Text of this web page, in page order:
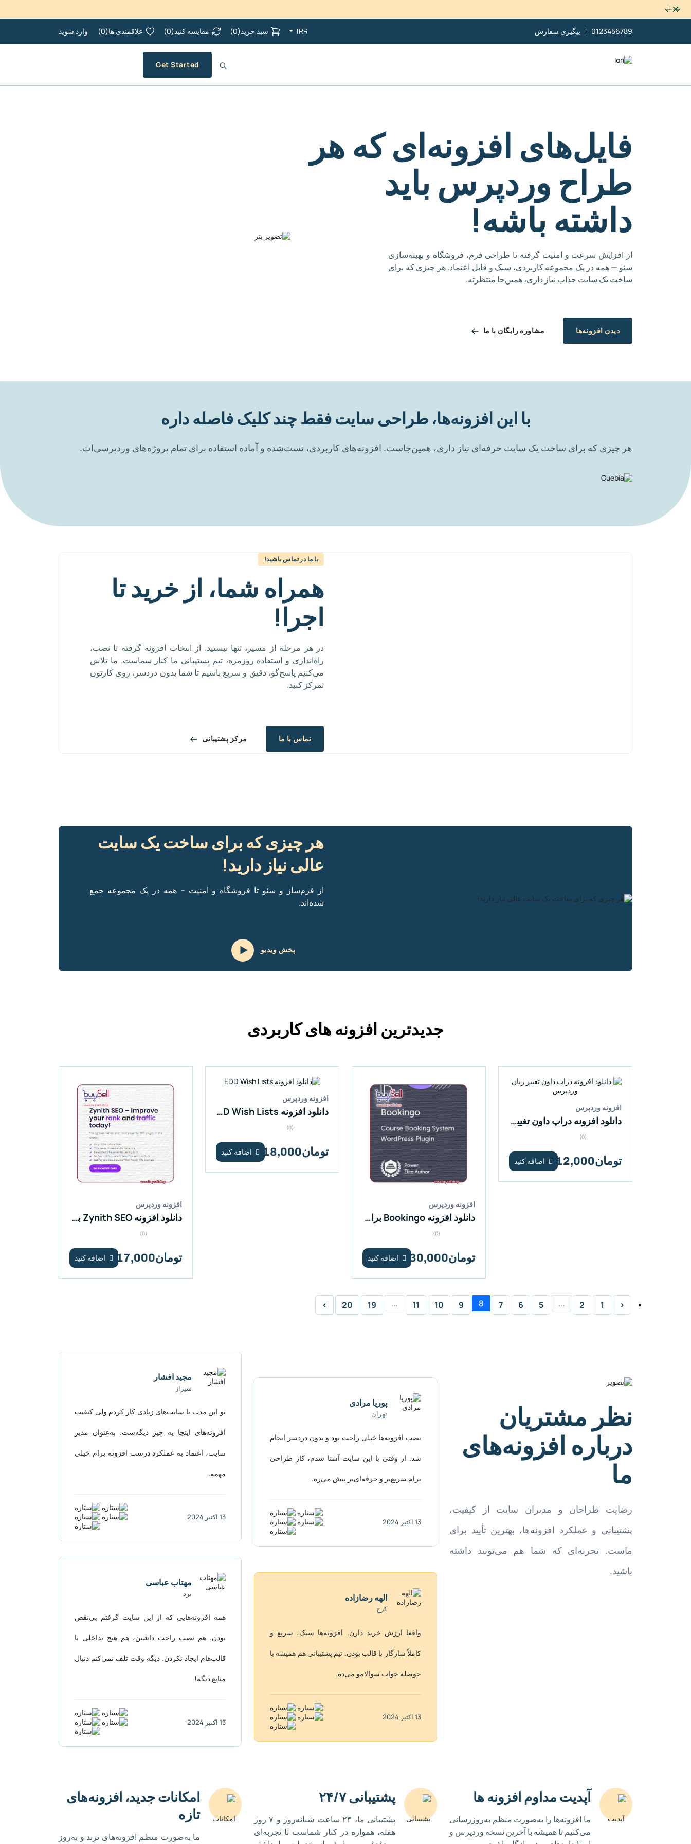
رد کردن
0123456789 پیگیری سفارش IRR سبد خرید(
0
) مقایسه کنید(
0
) علاقمندی ها(
0
) وارد شوید
Get Started
فایل‌های افزونه‌ای که هر
طراح وردپرس باید
داشته باشه!
از افزایش سرعت و امنیت گرفته تا طراحی فرم، فروشگاه و بهینه‌سازی
سئو — همه در یک مجموعه کاربردی، سبک و قابل اعتماد. هر چیزی که برای
ساخت یک سایت جذاب نیاز داری، همین‌جا منتظرته.
دیدن افزونه‌ها مشاوره رایگان با ما
با این افزونه‌ها، طراحی سایت فقط چند کلیک فاصله داره
هر چیزی که برای ساخت یک سایت حرفه‌ای نیاز داری، همین‌جاست. افزونه‌های کاربردی، تست‌شده و آماده استفاده برای تمام پروژه‌های وردپرسی‌ات.
با ما در تماس باشید!
همراه شما، از خرید تا
اجرا!
در هر مرحله از مسیر، تنها نیستید. از انتخاب افزونه گرفته تا نصب،
راه‌اندازی و استفاده روزمره، تیم پشتیبانی ما کنار شماست. ما تلاش
می‌کنیم پاسخ‌گو، دقیق و سریع باشیم تا شما بدون دردسر، روی کارتون
تمرکز کنید.
تماس با ما مرکز پشتیبانی
هر چیزی که برای ساخت یک سایت
عالی نیاز دارید!
از فرم‌ساز و سئو تا فروشگاه و امنیت – همه در یک مجموعه جمع
شده‌اند.
پخش ویدیو
جدیدترین افزونه های کاربردی
افزونه وردپرس
دانلود افزونه دراپ داون تغییر زبان وردپرس
(0)
تومان12,000 اضافه کنید
افزونه وردپرس
دانلود افزونه Bookingo برای وردپرس
(0)
تومان30,000 اضافه کنید
افزونه وردپرس
دانلود افزونه EDD Wish Lists
(0)
تومان18,000 اضافه کنید
افزونه وردپرس
دانلود افزونه Zynith SEO برای وردپرس
(0)
تومان17,000 اضافه کنید
‹
1
2
...
5
6
7
8
9
10
11
...
19
20
›
نظر مشتریان
درباره افزونه‌های
ما
رضایت طراحان و مدیران سایت از کیفیت،
پشتیبانی و عملکرد افزونه‌ها، بهترین تأیید برای
ماست. تجربه‌ای که شما هم می‌تونید داشته
باشید.
پوریا مرادی
تهران
نصب افزونه‌ها خیلی راحت بود و بدون دردسر انجام
شد. از وقتی با این سایت آشنا شدم، کار طراحی
برام سریع‌تر و حرفه‌ای‌تر پیش می‌ره.
13 اکتبر 2024
الهه رضازاده
کرج
واقعا ارزش خرید دارن. افزونه‌ها سبک، سریع و
کاملاً سازگار با قالب بودن. تیم پشتیبانی هم همیشه با
حوصله جواب سوالامو می‌ده.
13 اکتبر 2024
مجید افشار
شیراز
تو این مدت با سایت‌های زیادی کار کردم ولی کیفیت
افزونه‌های اینجا یه چیز دیگه‌ست. به‌عنوان مدیر
سایت، اعتماد به عملکرد درست افزونه برام خیلی
مهمه.
13 اکتبر 2024
مهتاب عباسی
یزد
همه افزونه‌هایی که از این سایت گرفتم بی‌نقص
بودن. هم نصب راحت داشتن، هم هیچ تداخلی با
قالب‌هام ایجاد نکردن. دیگه وقت تلف نمی‌کنم دنبال
منابع دیگه!
13 اکتبر 2024
آپدیت مداوم افزونه ها
ما افزونه‌ها را به‌صورت منظم به‌روزرسانی
می‌کنیم تا همیشه با آخرین نسخه وردپرس و
پشتیبانی ۲۴/۷
پشتیبانی ما، ۲۴ ساعت شبانه‌روز و ۷ روز
هفته، همواره در کنار شماست تا تجربه‌ای
امکانات جدید، افزونه‌های
تازه
ما به‌صورت منظم افزونه‌های ترند و به‌روز